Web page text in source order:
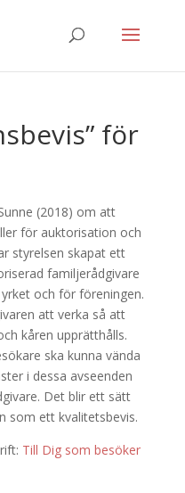
för
(2018) om att
för auktorisation och
styrelsen skapat ett
familjerådgivare
och för föreningen.
att verka så att
kåren upprätthålls.
ska kunna vända
i dessa avseenden
Det blir ett sätt
som ett kvalitetsbevis.
Till Dig som besöker